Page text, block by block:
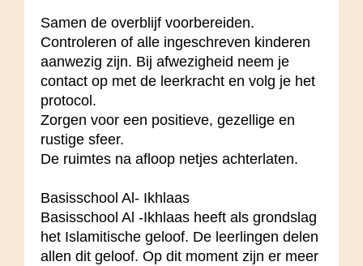
Samen de overblijf voorbereiden.
Controleren of alle ingeschreven kinderen
aanwezig zijn. Bij afwezigheid neem je
contact op met de leerkracht en volg je het
protocol.
Zorgen voor een positieve, gezellige en
rustige sfeer.
De ruimtes na afloop netjes achterlaten.
Basisschool Al- Ikhlaas
Basisschool Al -Ikhlaas heeft als grondslag
het Islamitische geloof. De leerlingen delen
allen dit geloof. Op dit moment zijn er meer